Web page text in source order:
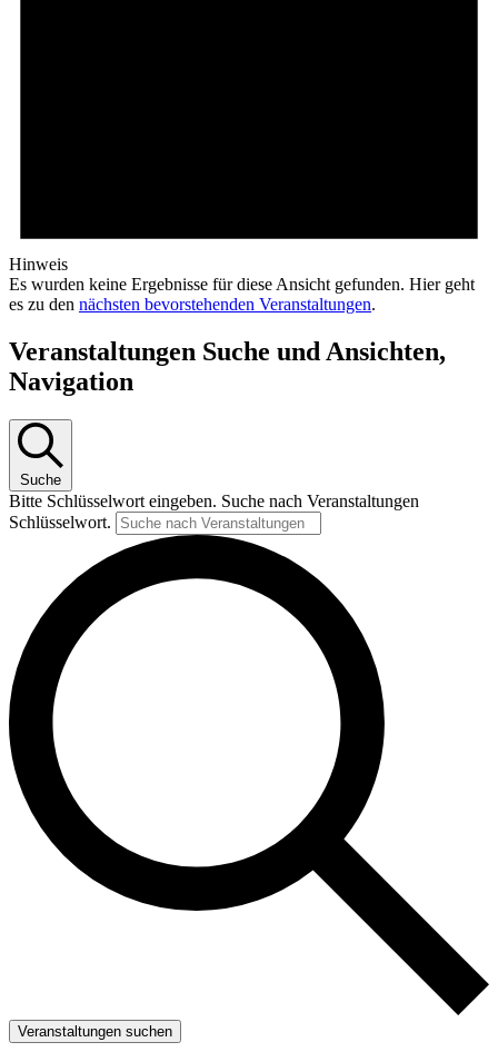
Hinweis
Es wurden keine Ergebnisse für diese Ansicht gefunden. Hier geht
es zu den nächsten bevorstehenden Veranstaltungen.
Veranstaltungen Suche und Ansichten,
Navigation
Suche
Bitte Schlüsselwort eingeben. Suche nach Veranstaltungen
Schlüsselwort.
Veranstaltungen suchen